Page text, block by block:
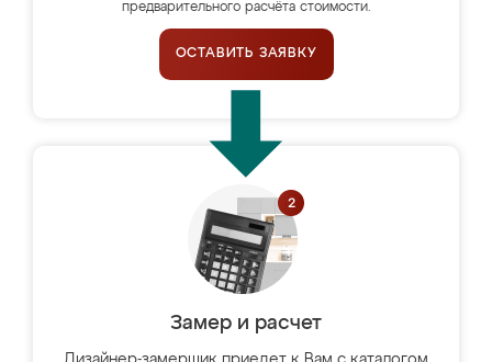
предварительного расчёта стоимости.
ОСТАВИТЬ ЗАЯВКУ
Замер и расчет